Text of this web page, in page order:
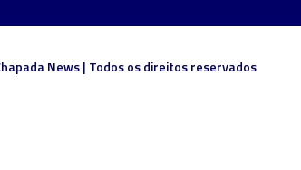
News | Todos os direitos reservados